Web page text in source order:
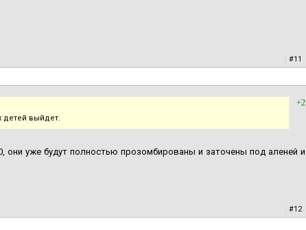
#11
+2
детей выйдет.
они уже будут полностью прозомбированы и заточены под аленей и
#12